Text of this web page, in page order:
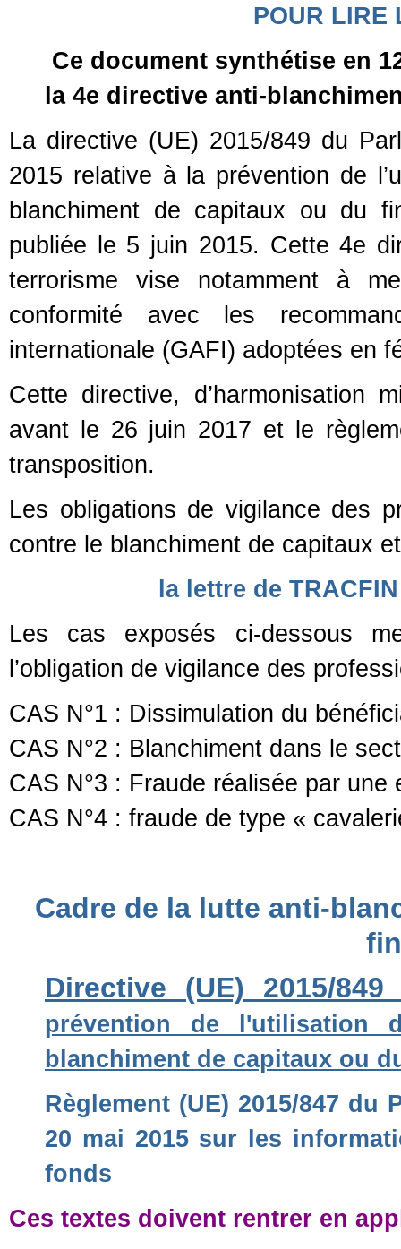
POUR LIRE
Ce document synthétise en
la 4e directive anti-
La directive (UE) 2015/849 du
2015 relative à la prévention de
blanchiment de capitaux ou du
publiée le 5 juin 2015. Cette 4e
terrorisme vise notamment à
conformité avec les
internationale (GAFI) adoptées en
Cette directive, d’harmonisation
avant le 26 juin 2017 et le
transposition.
Les obligations de vigilance des
contre le blanchiment de capitaux
la lettre de
Les cas exposés ci-dessous
l’obligation de vigilance des
CAS N°1 : Dissimulation du
CAS N°2 : Blanchiment dans le
CAS N°3 : Fraude réalisée par une
CAS N°4 : fraude de type «
Cadre de la lutte anti-
Directive (UE) 2015/
prévention de l'utilisation
blanchiment de capitaux ou
Règlement (UE) 2015/847
20 mai 2015 sur les
fonds
Ces textes doivent rentrer en